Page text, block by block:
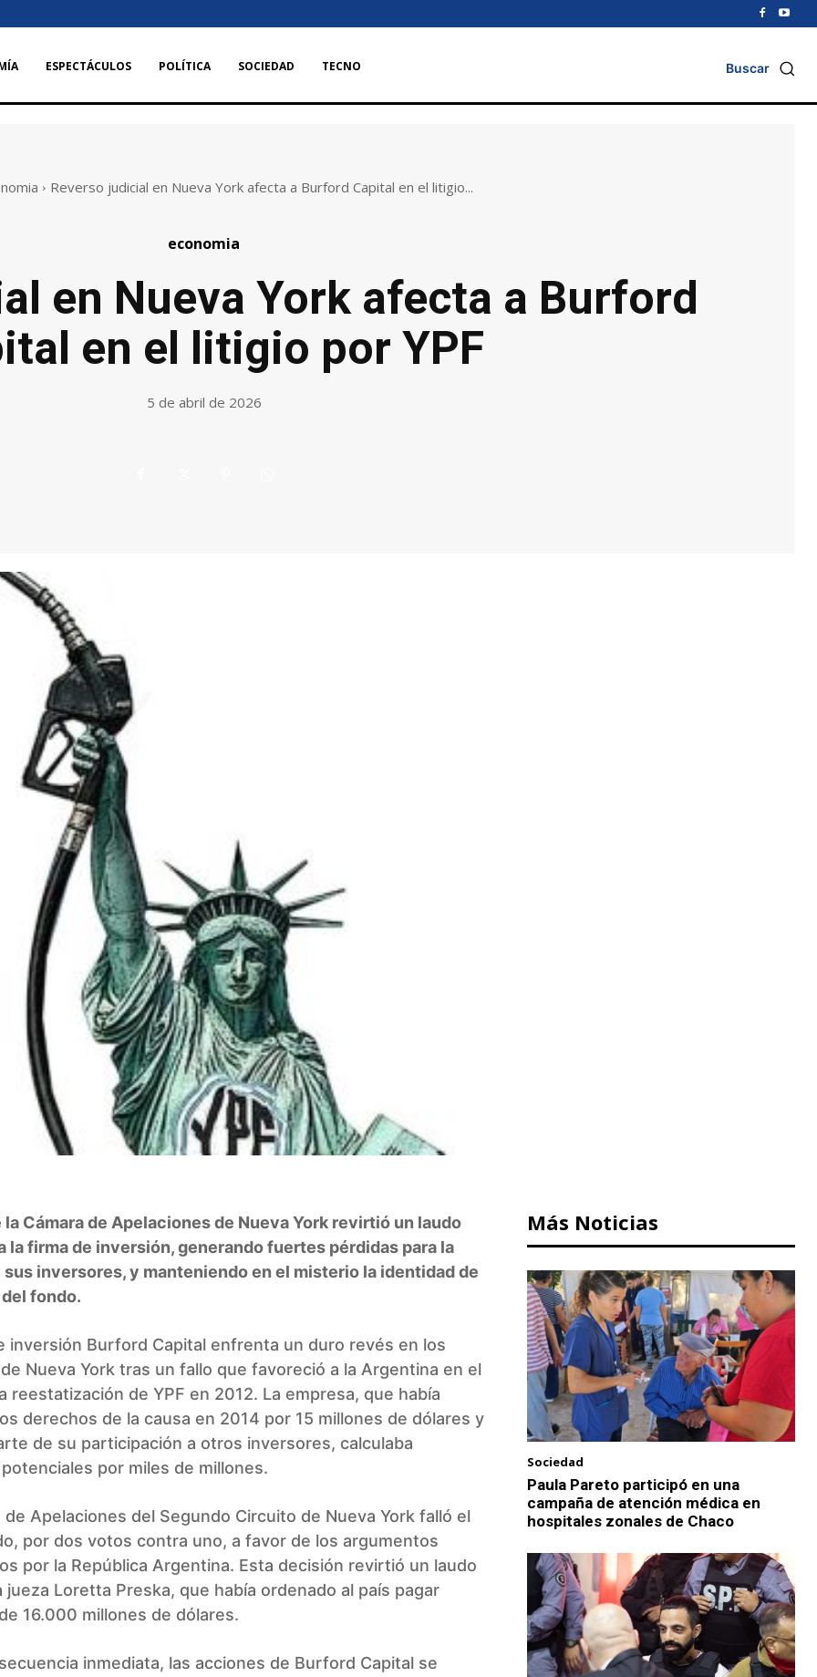
ESPECTÁCULOS POLÍTICA SOCIEDAD TECNO Buscar
Reverso judicial en Nueva York afecta a Burford Capital en el litigio...
economia
en Nueva York afecta a Burford
en el litigio por YPF
5 de abril de 2026
la Cámara de Apelaciones de Nueva York revirtió un laudo
la firma de inversión, generando fuertes pérdidas para la
sus inversores, y manteniendo en el misterio la identidad de
fondo.
inversión Burford Capital enfrenta un duro revés en los
Nueva York tras un fallo que favoreció a la Argentina en el
reestatización de YPF en 2012. La empresa, que había
derechos de la causa en 2014 por 15 millones de dólares y
de su participación a otros inversores, calculaba
por miles de millones.
de Apelaciones del Segundo Circuito de Nueva York falló el
por dos votos contra uno, a favor de los argumentos
por la República Argentina. Esta decisión revirtió un laudo
jueza Loretta Preska, que había ordenado al país pagar
16.000 millones de dólares.
inmediata, las acciones de Burford Capital se
Más Noticias
Sociedad
Paula Pareto participó en una
campaña de atención médica en
hospitales zonales de Chaco